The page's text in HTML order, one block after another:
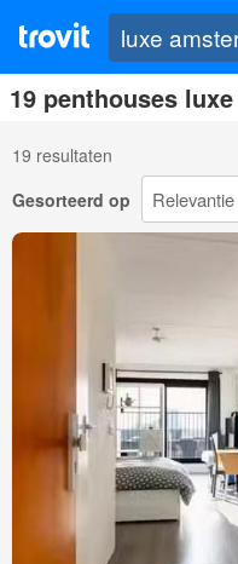
19 penthouses
19 resultaten
Gesorteerd op